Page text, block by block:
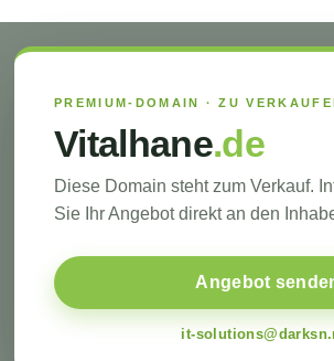
PREMIUM-DOMAIN · ZU
Vitalhane.de
Diese Domain steht zum Verkauf.
Sie Ihr Angebot direkt an den
Angebot
it-